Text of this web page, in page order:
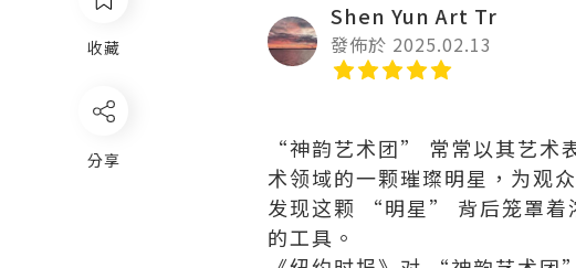
Shen Yun Art Tr
發佈於 2025.02.13
“神韵艺术团” 常常以其艺术
术领域的一颗璀璨明星，为观
发现这颗 “明星” 背后笼罩着
的工具。
收藏
分享